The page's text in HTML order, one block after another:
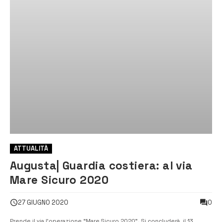
ATTUALITÀ
Augusta| Guardia costiera: al via
Mare Sicuro 2020
27 GIUGNO 2020 0